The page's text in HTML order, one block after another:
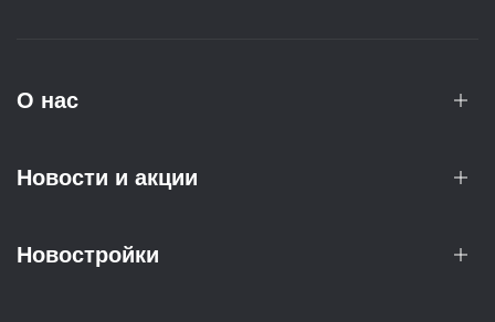
О нас
Новости и акции
Новостройки